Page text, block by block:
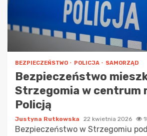
BEZPIECZEŃSTWO POLICJA SAMORZĄD
Bezpieczeństwo
Strzegomia w centrum
Policją
Justyna Rutkowska 22 kwietnia 2026
Bezpieczeństwo w Strzegomiu